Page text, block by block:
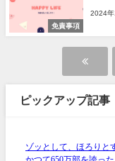
免責事項
2024年
ピックアップ記事